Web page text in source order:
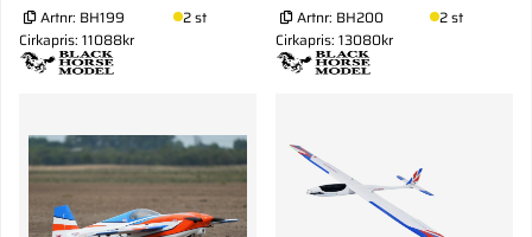
Artnr: BH199
2 st
Cirkapris: 11088kr
Artnr: BH200
2 st
Cirkapris: 13080kr